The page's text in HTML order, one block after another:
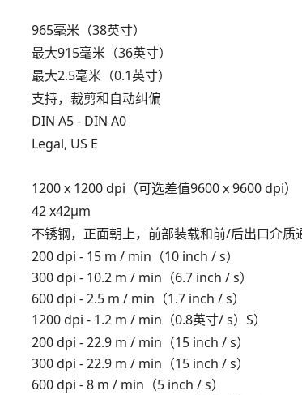
965毫米（38英寸）
最大915毫米（36英寸）
最大2.5毫米（0.1英寸）
支持，裁剪和自动纠偏
DIN A5 - DIN A0
Legal, US E
1200 x 1200 dpi（可选差值9600 x 9600 dpi）
42 x42μm
不锈钢，正面朝上，前部装载和前/后出口介质
200 dpi - 15 m / min（10 inch / s）
300 dpi - 10.2 m / min（6.7 inch / s）
600 dpi - 2.5 m / min（1.7 inch / s）
1200 dpi - 1.2 m / min（0.8英寸/ s）S）
200 dpi - 22.9 m / min（15 inch / s）
300 dpi - 22.9 m / min（15 inch / s）
600 dpi - 8 m / min（5 inch / s）